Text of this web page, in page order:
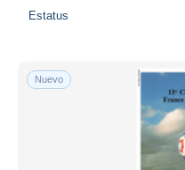
Estatus
Nuevo